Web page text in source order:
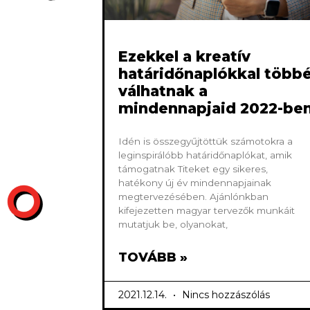
Ezekkel a kreatív
határidőnaplókkal
válhatnak a
mindennapjaid 2022-
Idén is összegyűjtöttük számotokra a
leginspirálóbb határidőnaplókat, amik
támogatnak Titeket egy sikeres,
hatékony új év mindennapjainak
megtervezésében. Ajánlónkban
kifejezetten magyar tervezők munkáit
mutatjuk be, olyanokat,
TOVÁBB »
2021.12.14. Nincs hozzászólás